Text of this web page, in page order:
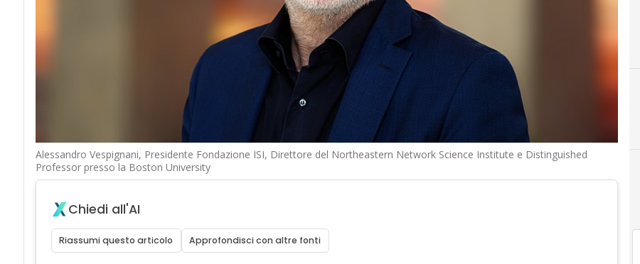
Alessandro Vespignani, Presidente Fondazione ISI, Direttore del Northeastern Network Science Institute e Distinguished
Professor presso la Boston University
Chiedi all'AI
Riassumi questo articolo Approfondisci con altre fonti
I